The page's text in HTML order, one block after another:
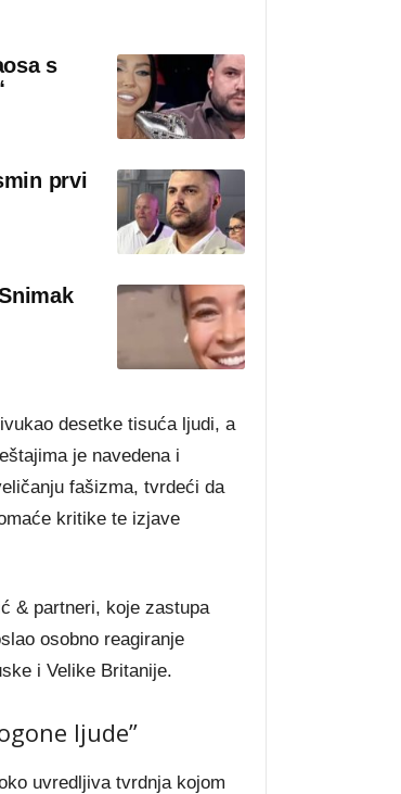
s
prvi
desetke tisuća ljudi, a
je navedena i
fašizma, tvrdeći da
kritike te izjave
& partneri, koje zastupa
osobno reagiranje
i Velike Britanije.
ljude”
uvredljiva tvrdnja kojom